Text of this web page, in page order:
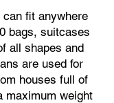
can fit anywhere
bags, suitcases
all shapes and
are used for
houses full of
maximum weight